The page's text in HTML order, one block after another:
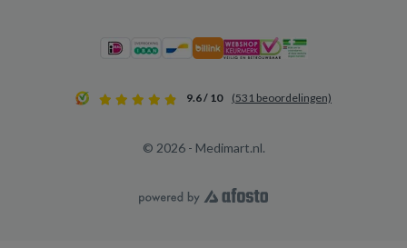
9.6 / 10 (531 beoordelingen)
© 2026 - Medimart.nl.